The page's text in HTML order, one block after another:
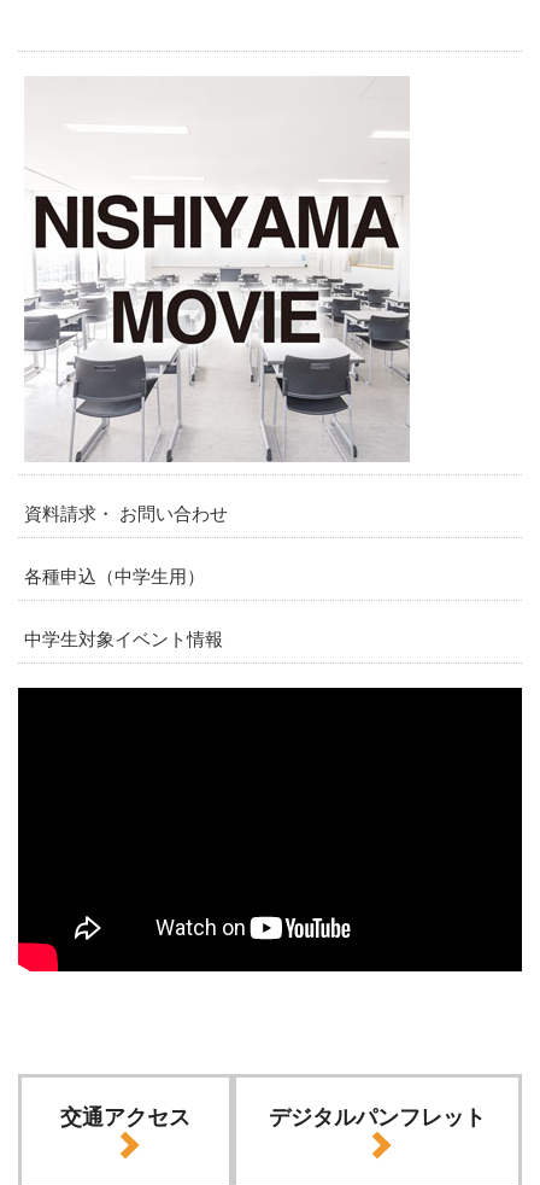
資料請求・ お問い合わせ
各種申込（中学生用）
中学生対象イベント情報
交通アクセス デジタルパンフレット